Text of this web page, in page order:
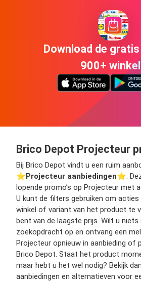
Download de
900+
Brico Depot Projecteur
Bij Brico Depot vindt u een ruim
⭐️ Projecteur aanbiedingen⭐️.
lopende promo’s op Projecteur met
U kunt de filters gebruiken om
winkel of variant van het product te
bent van de laagste prijs. Wilt u
zoekopdracht op en ontvang een
Projecteur opnieuw in aanbieding of
Brico Depot. Staat het product
maar hebt u het wel nodig? Bekijk
aanbiedingen en alternatieven voor